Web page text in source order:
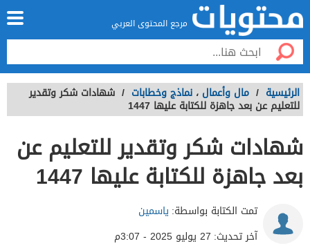
مرجع المحتوى العربي
الرئيسية / مال وأعمال ، نماذج وخطابات / شهادات شكر وتقدير
للتعليم عن بعد جاهزة للكتابة عليها 1447
شهادات شكر وتقدير للتعليم عن
بعد جاهزة للكتابة عليها 1447
تمت الكتابة بواسطة: ياسمين
آخر تحديث: 27 يوليو 2025 - 3:07م